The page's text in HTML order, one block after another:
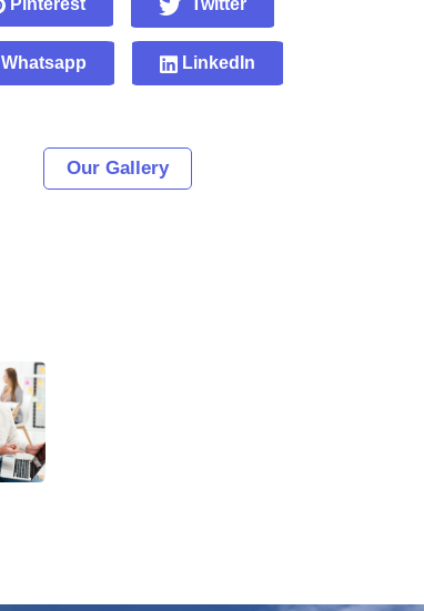
Pinterest Twitter
Whatsapp LinkedIn
Our Gallery